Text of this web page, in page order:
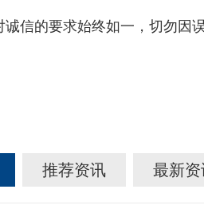
的要求始终如一，切勿因误
推荐资讯 最新资